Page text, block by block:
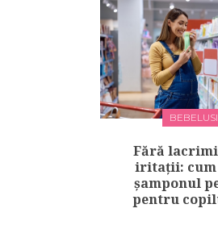
BEBELUSI
Fără
iritații: cum
șamponul
pentru